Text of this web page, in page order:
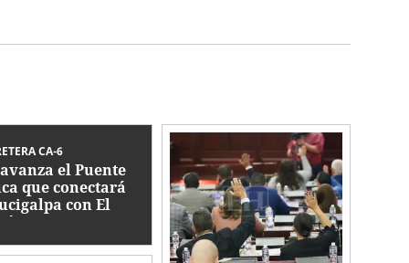
CA-6
el Puente
que conectará
con El